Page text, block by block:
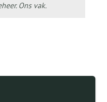
Ons vak.